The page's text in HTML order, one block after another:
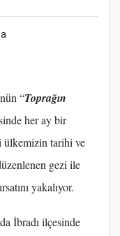
“Toprağın
her ay bir
ülkemizin tarihi ve
gezi ile
yakalıyor.
İbradı ilçesinde